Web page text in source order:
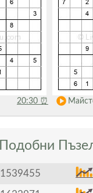
20:30 ⏰
Подобни
1539455